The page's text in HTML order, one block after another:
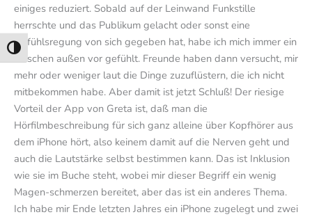
Umschalten auf hohe Kontraste
einiges reduziert. Sobald auf der Leinwand Funkstille
herrschte und das Publikum gelacht oder sonst eine
Gefühlsregung von sich gegeben hat, habe ich mich immer ein
bisschen außen vor gefühlt. Freunde haben dann versucht, mir
mehr oder weniger laut die Dinge zuzuflüstern, die ich nicht
mitbekommen habe. Aber damit ist jetzt Schluß! Der riesige
Vorteil der App von Greta ist, daß man die
Hörfilmbeschreibung für sich ganz alleine über Kopfhörer aus
dem iPhone hört, also keinem damit auf die Nerven geht und
auch die Lautstärke selbst bestimmen kann. Das ist Inklusion
wie sie im Buche steht, wobei mir dieser Begriff ein wenig
Magen-schmerzen bereitet, aber das ist ein anderes Thema.
Ich habe mir Ende letzten Jahres ein iPhone zugelegt und zwei